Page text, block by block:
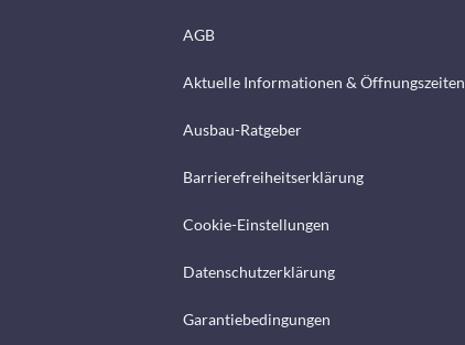
AGB
Aktuelle Informationen & Öffnungszeiten
Ausbau-Ratgeber
Barrierefreiheitserklärung
Cookie-Einstellungen
Datenschutzerklärung
Garantiebedingungen